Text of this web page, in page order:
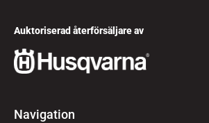
Auktoriserad återförsäljare av
Navigation